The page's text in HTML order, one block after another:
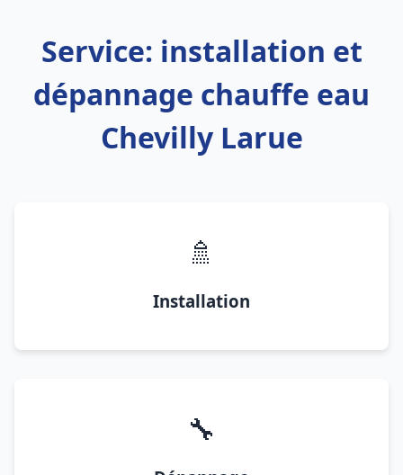
Service: installation et
dépannage chauffe eau
Chevilly Larue
🚿
Installation
🔧